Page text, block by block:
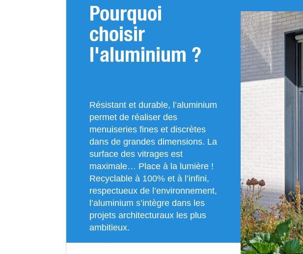
Pourquoi
choisir
l'aluminium ?
Résistant et durable, l’aluminium
permet de réaliser des
menuiseries fines et discrètes
dans de grandes dimensions. La
surface des vitrages est
maximale… Place à la lumière !
Recyclable à 100% et à l’infini,
respectueux de l’environnement,
l’aluminium s’intègre dans les
projets architecturaux les plus
ambitieux.